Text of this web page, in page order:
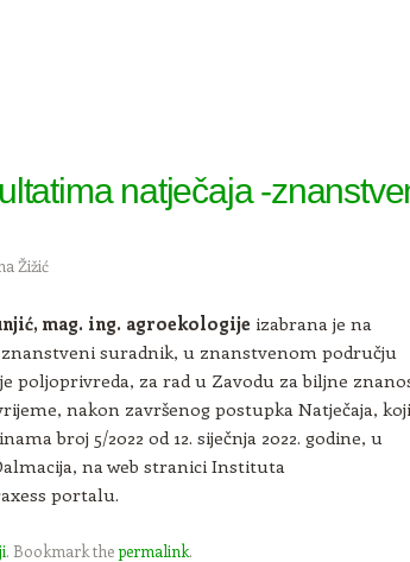
natječaja -
Žižić
mag. ing. agroekologije izabrana je na
suradnik, u znanstvenom području
poljoprivreda, za rad u Zavodu za biljne
nakon završenog postupka Natječaja,
broj 5/2022 od 12. siječnja 2022. godine, u
na web stranici Instituta
portalu.
. Bookmark thepermalink.